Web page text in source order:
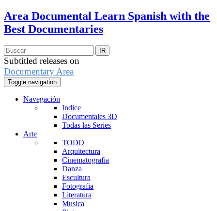
Area Documental Learn Spanish with the
Best Documentaries
Subtitled releases on
Documentary Area
Toggle navigation
Navegación
Indice
Documentales 3D
Todas las Series
Arte
TODO
Arquitectura
Cinematografia
Danza
Escultura
Fotografia
Literatura
Musica